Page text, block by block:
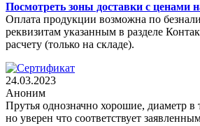
Посмотреть зоны доставки с ценами
Оплата продукции возможна по
реквизитам указанным в разделе
расчету (только на складе).
24.03.2023
Аноним
Прутья однозначно хорошие, диаметр в
но уверен что соответствует